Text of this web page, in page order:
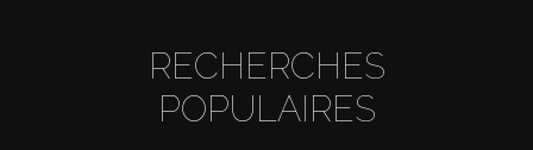
RECHERCHES
POPULAIRES